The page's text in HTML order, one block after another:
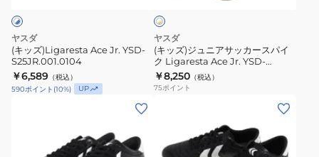
ヤスダ
(キッズ)Ligaresta Ace Jr. YSD-
S25JR.001.0104
￥6,589 （税込）
590ポイント (10%) UP
ッ
カ
ー
ス
パ
Ligaresta
Ace
ー
ル
ド
ヤスダ
(キッズ)ジュニアサッカースパイ
ク Ligaresta Ace Jr. YSD-
S25JR.001.0106
￥8,250 （税込）
75ポイント
ズ)Ligaresta
ズ)Ligaresta
Pro